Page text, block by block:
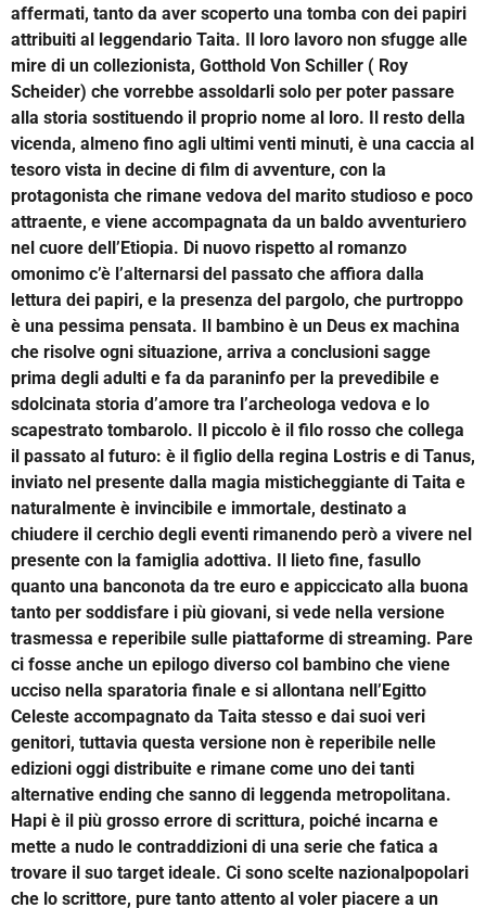
affermati, tanto da aver scoperto una tomba con dei papiri
attribuiti al leggendario Taita. Il loro lavoro non sfugge alle
mire di un collezionista, Gotthold Von Schiller ( Roy
Scheider) che vorrebbe assoldarli solo per poter passare
alla storia sostituendo il proprio nome al loro. Il resto della
vicenda, almeno fino agli ultimi venti minuti, è una caccia al
tesoro vista in decine di film di avventure, con la
protagonista che rimane vedova del marito studioso e poco
attraente, e viene accompagnata da un baldo avventuriero
nel cuore dell’Etiopia. Di nuovo rispetto al romanzo
omonimo c’è l’alternarsi del passato che affiora dalla
lettura dei papiri, e la presenza del pargolo, che purtroppo
è una pessima pensata. Il bambino è un Deus ex machina
che risolve ogni situazione, arriva a conclusioni sagge
prima degli adulti e fa da paraninfo per la prevedibile e
sdolcinata storia d’amore tra l’archeologa vedova e lo
scapestrato tombarolo. Il piccolo è il filo rosso che collega
il passato al futuro: è il figlio della regina Lostris e di Tanus,
inviato nel presente dalla magia misticheggiante di Taita e
naturalmente è invincibile e immortale, destinato a
chiudere il cerchio degli eventi rimanendo però a vivere nel
presente con la famiglia adottiva. Il lieto fine, fasullo
quanto una banconota da tre euro e appiccicato alla buona
tanto per soddisfare i più giovani, si vede nella versione
trasmessa e reperibile sulle piattaforme di streaming. Pare
ci fosse anche un epilogo diverso col bambino che viene
ucciso nella sparatoria finale e si allontana nell’Egitto
Celeste accompagnato da Taita stesso e dai suoi veri
genitori, tuttavia questa versione non è reperibile nelle
edizioni oggi distribuite e rimane come uno dei tanti
alternative ending che sanno di leggenda metropolitana.
Hapi è il più grosso errore di scrittura, poiché incarna e
mette a nudo le contraddizioni di una serie che fatica a
trovare il suo target ideale. Ci sono scelte nazionalpopolari
che lo scrittore, pure tanto attento al voler piacere a un